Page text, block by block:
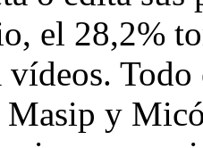
el 28,2%
vídeos.
Masip y